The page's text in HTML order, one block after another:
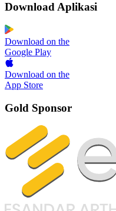
Download Aplikasi
Download on the
Google Play
Download on the
App Store
Gold Sponsor